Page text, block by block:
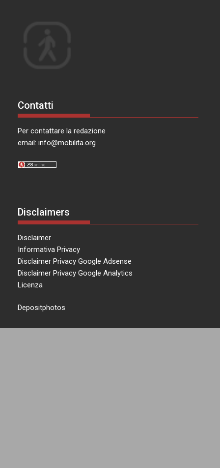
Contatti
Per contattare la redazione
email:info@mobilita.org
Disclaimers
Disclaimer
Informativa Privacy
Disclaimer Privacy Google Adsense
Disclaimer Privacy Google Analytics
Licenza
Depositphotos